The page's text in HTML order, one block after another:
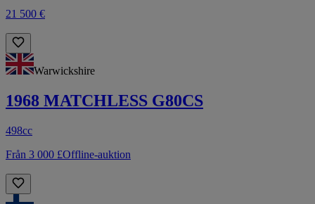
21 500 €
Warwickshire
1968 MATCHLESS G80CS
498cc
Från 3 000 £Offline-auktion